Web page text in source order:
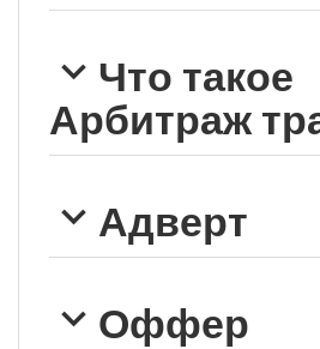
Что такое
Арбитраж
Адверт
Оффер